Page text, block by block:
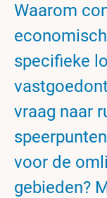
Waarom
specifieke
vraag naar
voor de
gebieden?